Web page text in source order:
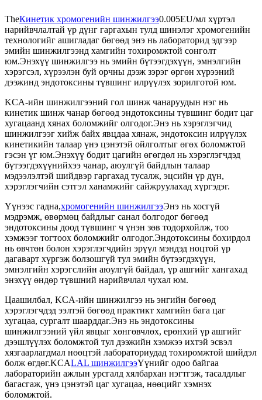
TheКинетик хромогенийн шинжилгээ0.005EU/мл хүртэл
нарийвчлалтай үр дүнг гаргахын тулд шинэлэг хромогенийн
технологийг ашигладаг бөгөөд энэ нь лабораторид эдгээр
эмийн шинжилгээнд хамгийн тохиромжтой сонголт
юм.Энэхүү шинжилгээ нь эмийн бүтээгдэхүүн, эмнэлгийн
хэрэгсэл, хүрээлэн буй орчны дээж зэрэг өргөн хүрээний
дээжинд эндотоксины түвшинг илрүүлэх зорилготой юм.
KCA-ийн шинжилгээний гол шинж чанаруудын нэг нь
кинетик шинж чанар бөгөөд эндотоксины түвшинг бодит цаг
хугацаанд хянах боломжийг олгодог.Энэ нь хэрэглэгчид
шинжилгээг хийж байх явцдаа хянаж, эндотоксин илрүүлэх
кинетикийн талаар үнэ цэнэтэй ойлголтыг өгөх боломжтой
гэсэн үг юм.Энэхүү бодит цагийн өгөгдөл нь хэрэглэгчдэд
бүтээгдэхүүнийхээ чанар, аюулгүй байдлын талаар
мэдээлэлтэй шийдвэр гаргахад тусалж, эцсийн үр дүн,
хэрэглэгчийн сэтгэл ханамжийг сайжруулахад хүргэдэг.
Үүнээс гадна,хромогенийн шинжилгээЭнэ нь хосгүй
мэдрэмж, өвөрмөц байдлыг санал болгодог бөгөөд
эндотоксины доод түвшинг ч үнэн зөв тодорхойлж, тоо
хэмжээг тогтоох боломжийг олгодог.Эндотоксины бохирдол
нь өвчтөн болон хэрэглэгчдийн эрүүл мэндэд ноцтой үр
дагаварт хүргэж болзошгүй тул эмийн бүтээгдэхүүн,
эмнэлгийн хэрэгслийн аюулгүй байдал, үр ашгийг хангахад
энэхүү өндөр түвшний нарийвчлал чухал юм.
Цаашилбал, KCA-ийн шинжилгээ нь энгийн бөгөөд
хэрэглэгчдэд ээлтэй бөгөөд практикт хамгийн бага цаг
хугацаа, сургалт шаарддаг.Энэ нь эндотоксины
шинжилгээний үйл явцыг хөнгөвчлөх, ерөнхий үр ашгийг
дээшлүүлэх боломжтой тул дээжийн хэмжээ ихтэй эсвэл
хязгаарлагдмал нөөцтэй лабораториудад тохиромжтой шийдэл
болж өгдөг.KCALAL шинжилгээҮүнийг одоо байгаа
лабораторийн ажлын урсгалд хялбархан нэгтгэж, тасалдлыг
багасгаж, үнэ цэнэтэй цаг хугацаа, нөөцийг хэмнэх
боломжтой.